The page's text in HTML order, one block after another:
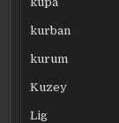
kurban
kurum
Kuzey
Lig